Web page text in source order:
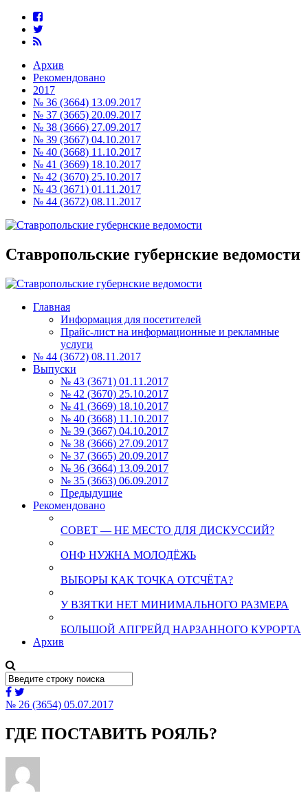
Архив
Рекомендовано
2017
№ 36 (3664) 13.09.2017
№ 37 (3665) 20.09.2017
№ 38 (3666) 27.09.2017
№ 39 (3667) 04.10.2017
№ 40 (3668) 11.10.2017
№ 41 (3669) 18.10.2017
№ 42 (3670) 25.10.2017
№ 43 (3671) 01.11.2017
№ 44 (3672) 08.11.2017
Ставропольские губернские ведомости
Главная
Информация для посетителей
Прайс-лист на информационные и рекламные
услуги
№ 44 (3672) 08.11.2017
Выпуски
№ 43 (3671) 01.11.2017
№ 42 (3670) 25.10.2017
№ 41 (3669) 18.10.2017
№ 40 (3668) 11.10.2017
№ 39 (3667) 04.10.2017
№ 38 (3666) 27.09.2017
№ 37 (3665) 20.09.2017
№ 36 (3664) 13.09.2017
№ 35 (3663) 06.09.2017
Предыдущие
Рекомендовано
СОВЕТ — НЕ МЕСТО ДЛЯ ДИСКУССИЙ?
ОНФ НУЖНА МОЛОДЁЖЬ
ВЫБОРЫ КАК ТОЧКА ОТСЧЁТА?
У ВЗЯТКИ НЕТ МИНИМАЛЬНОГО РАЗМЕРА
БОЛЬШОЙ АПГРЕЙД НАРЗАННОГО КУРОРТА
Архив
№ 26 (3654) 05.07.2017
ГДЕ ПОСТАВИТЬ РОЯЛЬ?